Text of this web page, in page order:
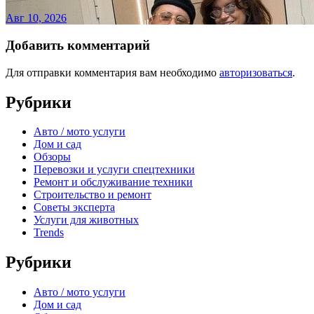
Авг 10, 2026
Добавить комментарий
Для отправки комментария вам необходимо авторизоваться.
Рубрики
Авто / мото услуги
Дом и сад
Обзоры
Перевозки и услуги спецтехники
Ремонт и обслуживание техники
Строительство и ремонт
Советы эксперта
Услуги для животных
Trends
Рубрики
Авто / мото услуги
Дом и сад